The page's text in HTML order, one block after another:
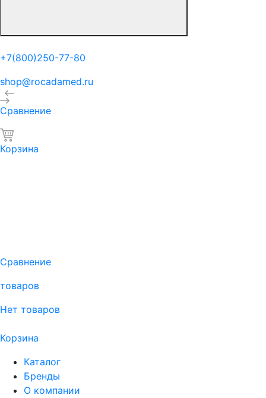
+7(800)250-77-80
shop@rocadamed.ru
Сравнение
Корзина
Сравнение
товаров
Нет товаров
Корзина
Каталог
Бренды
О компании